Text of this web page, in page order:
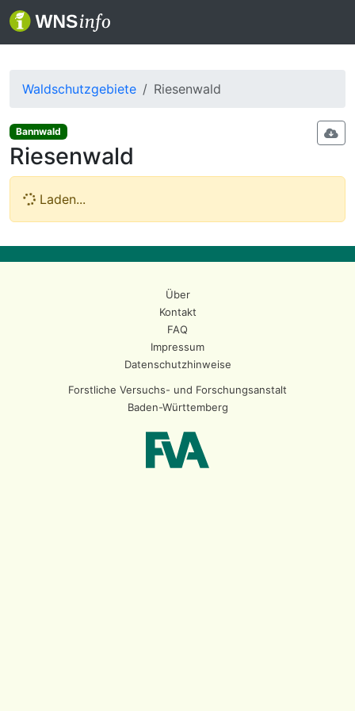
Waldschutzgebiete Riesenwald
Bannwald
Riesenwald
Laden...
Über
Kontakt
FAQ
Impressum
Datenschutzhinweise
Forstliche Versuchs- und Forschungsanstalt
Baden-Württemberg